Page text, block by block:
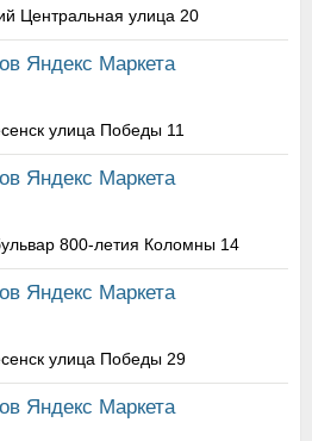
Центральная улица 20
Яндекс Маркета
улица Победы 11
Яндекс Маркета
800-летия Коломны 14
Яндекс Маркета
улица Победы 29
Яндекс Маркета